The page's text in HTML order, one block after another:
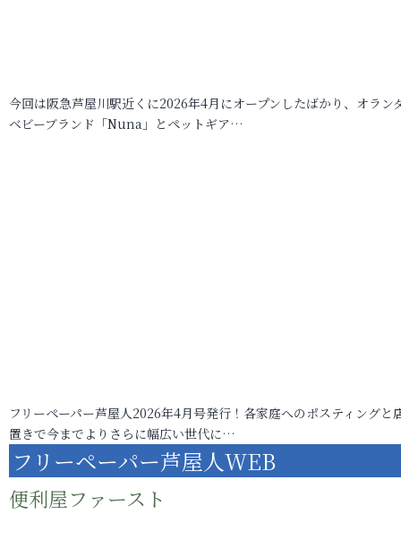
今回は阪急芦屋川駅近くに2026年4月にオープンしたばかり、オラン
ベビーブランド「Nuna」とペットギア…
フリーペーパー芦屋人2026年4月号発行！各家庭へのポスティングと
置きで今までよりさらに幅広い世代に…
フリーペーパー芦屋人WEB
便利屋ファースト